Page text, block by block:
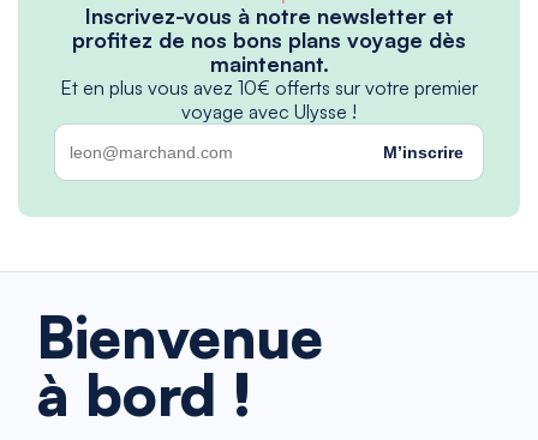
Inscrivez-vous à notre newsletter et
profitez de nos bons plans voyage dès
maintenant.
Et en plus vous avez 10€ offerts sur votre premier
voyage avec Ulysse !
M’inscrire
Bienvenue
à bord !